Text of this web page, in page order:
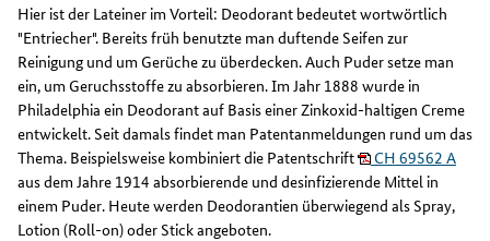
Hier ist der Lateiner im Vorteil: Deodorant bedeutet wortwörtlich
"Entriecher". Bereits früh benutzte man duftende Seifen zur
Reinigung und um Gerüche zu überdecken. Auch Puder setze man
ein, um Geruchsstoffe zu absorbieren. Im Jahr 1888 wurde in
Philadelphia ein Deodorant auf Basis einer Zinkoxid-haltigen Creme
entwickelt. Seit damals findet man Patentanmeldungen rund um das
Thema. Beispielsweise kombiniert die Patentschrift
CH 69562 A
aus dem Jahre 1914 absorbierende und desinfizierende Mittel in
einem Puder. Heute werden Deodorantien überwiegend als Spray,
Lotion (Roll-on) oder Stick angeboten.